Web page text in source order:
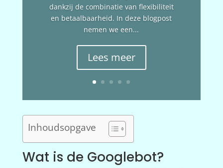
dankzij de combinatie van flexibiliteit
en betaalbaarheid. In deze blogpost
nemen we een...
Lees meer
Inhoudsopgave
Wat is de Googlebot?